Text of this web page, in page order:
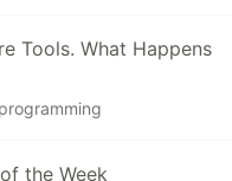
失败，GitHub会自动
Tools. What Happens
programming
the Week